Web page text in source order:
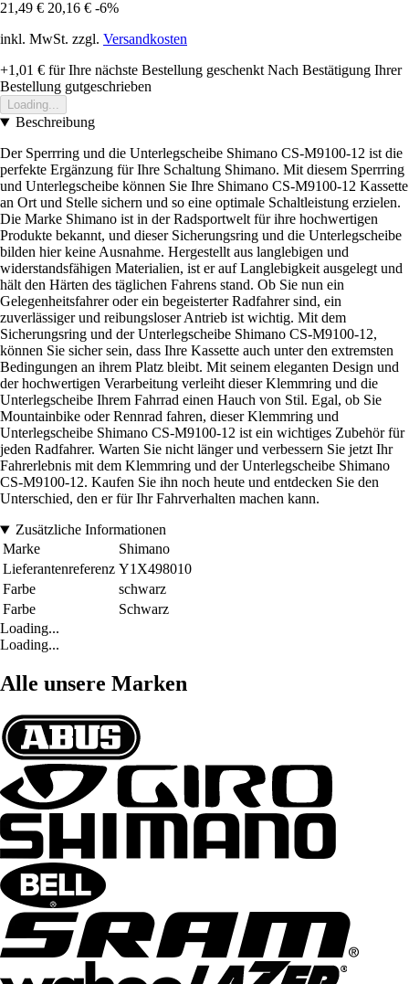
21,49 € 20,16 € -6%
inkl. MwSt. zzgl. Versandkosten
+1,01 € für Ihre nächste Bestellung geschenkt Nach Bestätigung Ihrer
Bestellung gutgeschrieben
Loading...
Beschreibung
Der Sperrring und die Unterlegscheibe Shimano CS-M9100-12 ist die
perfekte Ergänzung für Ihre Schaltung Shimano. Mit diesem Sperrring
und Unterlegscheibe können Sie Ihre Shimano CS-M9100-12 Kassette
an Ort und Stelle sichern und so eine optimale Schaltleistung erzielen.
Die Marke Shimano ist in der Radsportwelt für ihre hochwertigen
Produkte bekannt, und dieser Sicherungsring und die Unterlegscheibe
bilden hier keine Ausnahme. Hergestellt aus langlebigen und
widerstandsfähigen Materialien, ist er auf Langlebigkeit ausgelegt und
hält den Härten des täglichen Fahrens stand. Ob Sie nun ein
Gelegenheitsfahrer oder ein begeisterter Radfahrer sind, ein
zuverlässiger und reibungsloser Antrieb ist wichtig. Mit dem
Sicherungsring und der Unterlegscheibe Shimano CS-M9100-12,
können Sie sicher sein, dass Ihre Kassette auch unter den extremsten
Bedingungen an ihrem Platz bleibt. Mit seinem eleganten Design und
der hochwertigen Verarbeitung verleiht dieser Klemmring und die
Unterlegscheibe Ihrem Fahrrad einen Hauch von Stil. Egal, ob Sie
Mountainbike oder Rennrad fahren, dieser Klemmring und
Unterlegscheibe Shimano CS-M9100-12 ist ein wichtiges Zubehör für
jeden Radfahrer. Warten Sie nicht länger und verbessern Sie jetzt Ihr
Fahrerlebnis mit dem Klemmring und der Unterlegscheibe Shimano
CS-M9100-12. Kaufen Sie ihn noch heute und entdecken Sie den
Unterschied, den er für Ihr Fahrverhalten machen kann.
Zusätzliche Informationen
Marke
Shimano
Lieferantenreferenz Y1X498010
Farbe
schwarz
Farbe
Schwarz
Loading...
Loading...
Alle unsere Marken